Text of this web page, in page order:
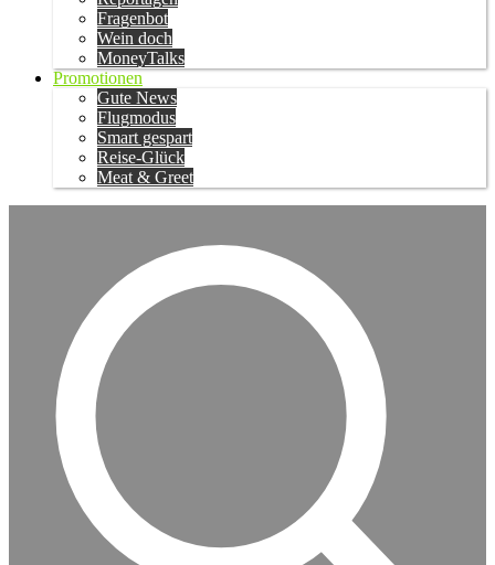
Fragenbot
Wein doch
MoneyTalks
Promotionen
Gute News
Flugmodus
Smart gespart
Reise-Glück
Meat & Greet